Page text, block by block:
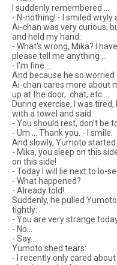
I suddenly remembered ...
- N-nothing! - I smiled wryly
Ai-chan was very curious,
and held my hand:
- What's wrong, Mika? I
please tell me anything ...
- I'm fine ...
And because he so
Ai-chan cares more about
up at the door, chat, etc ...
During exercise, I was
with a towel and said:
- You should rest, don't be
- Um ... Thank you. - I smile.
And slowly, Yumoto started
- Mika, you sleep on this
on this side!
- Today I will lie next to Io-
- What happened?
- Already told!
Suddenly, he pulled
tightly:
- You are very strange
- No...
- Say...
Yumoto shed tears:
- I recently only cared